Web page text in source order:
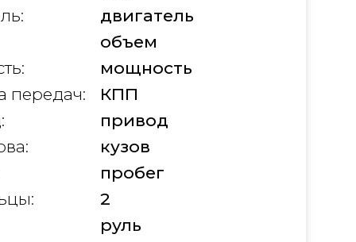
передач:
двигатель
объем
мощность
КПП
привод
кузов
пробег
2
руль